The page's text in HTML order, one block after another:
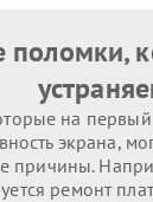
поломки,
на
экрана,
причины.
ремонт